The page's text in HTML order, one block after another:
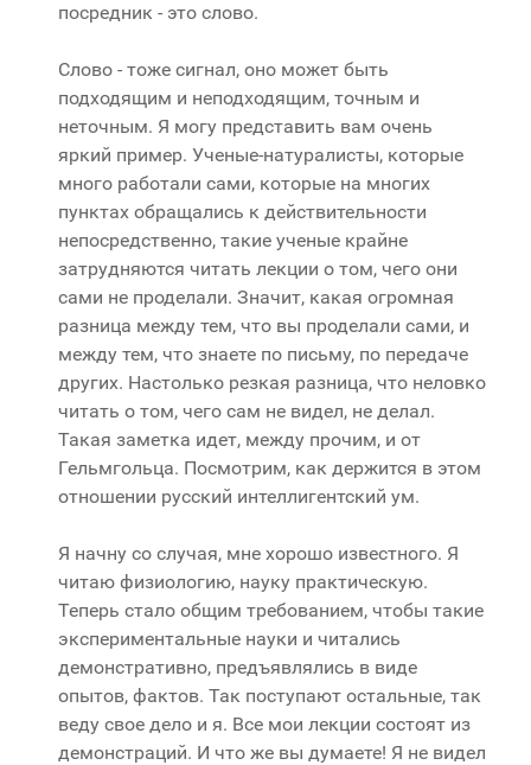
посредник - это слово.
Слово - тоже сигнал, оно может быть
подходящим и неподходящим, точным и
неточным. Я могу представить вам очень
яркий пример. Ученые-натуралисты, которые
много работали сами, которые на многих
пунктах обращались к действительности
непосредственно, такие ученые крайне
затрудняются читать лекции о том, чего они
сами не проделали. Значит, какая огромная
разница между тем, что вы проделали сами, и
между тем, что знаете по письму, по передаче
других. Настолько резкая разница, что неловко
читать о том, чего сам не видел, не делал.
Такая заметка идет, между прочим, и от
Гельмгольца. Посмотрим, как держится в этом
отношении русский интеллигентский ум.
Я начну со случая, мне хорошо известного. Я
читаю физиологию, науку практическую.
Теперь стало общим требованием, чтобы такие
экспериментальные науки и читались
демонстративно, предъявлялись в виде
опытов, фактов. Так поступают остальные, так
веду свое дело и я. Все мои лекции состоят из
демонстраций. И что же вы думаете! Я не видел